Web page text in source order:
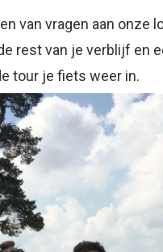
van vragen aan onze
rest van je verblijf en
tour je fiets weer in.